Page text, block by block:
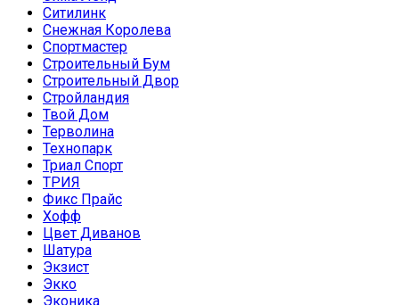
Ситилинк
Снежная Королева
Спортмастер
Строительный Бум
Строительный Двор
Стройландия
Твой Дом
Терволина
Технопарк
Триал Спорт
ТРИЯ
Фикс Прайс
Хофф
Цвет Диванов
Шатура
Экзист
Экко
Эконика